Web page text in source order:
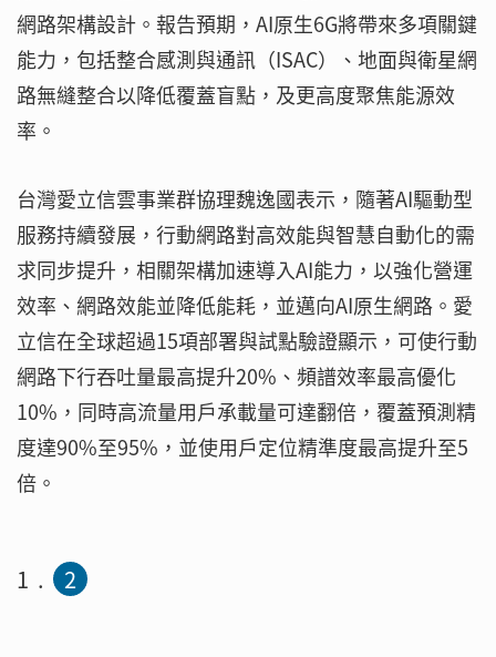
網路架構設計。報告預期，AI原生6G將帶來多項關鍵
能力，包括整合感測與通訊（ISAC）、地面與衛星網
路無縫整合以降低覆蓋盲點，及更高度聚焦能源效
率。
台灣愛立信雲事業群協理魏逸國表示，隨著AI驅動型
服務持續發展，行動網路對高效能與智慧自動化的需
求同步提升，相關架構加速導入AI能力，以強化營運
效率、網路效能並降低能耗，並邁向AI原生網路。愛
立信在全球超過15項部署與試點驗證顯示，可使行動
網路下行吞吐量最高提升20%、頻譜效率最高優化
10%，同時高流量用戶承載量可達翻倍，覆蓋預測精
度達90%至95%，並使用戶定位精準度最高提升至5
倍。
1 2